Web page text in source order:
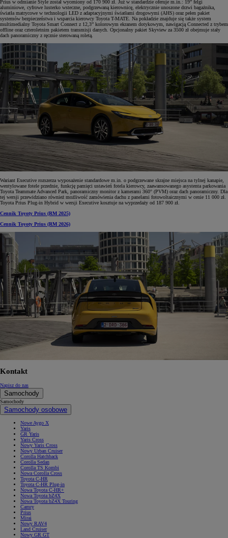
Prius w odmianie Style został wyceniony od 170 900 zł. Już w standardzie oferuje m.in.: 19” felgi
aluminiowe, cyfrowe lusterko wsteczne, podgrzewaną kierownicę, elektrycznie unoszone drzwi bagażnika,
światła matrycowe w technologii LED z adaptacyjnymi światłami drogowymi (AHS) oraz pełen pakiet
systemów bezpieczeństwa i wsparcia kierowcy Toyota T-MATE. Na pokładzie znajduje się także system
multimedialny Toyota Smart Connect z 12,3” kolorowym ekranem dotykowym, nawigacją Connected z trybem
offline oraz czteroletnim pakietem transmisji danych. Opcjonalny pakiet Skyview za 3500 zł obejmuje stały
dach panoramiczny z ręcznie sterowaną roletą.
Wariant Executive rozszerza wyposażenie standardowe m.in. o podgrzewane skrajne miejsca na tylnej kanapie,
wentylowane fotele przednie, funkcję pamięci ustawień fotela kierowcy, zaawansowanego asystenta parkowania
Toyota Teammate Advanced Park, panoramiczny monitor z kamerami 360° (PVM) oraz dach panoramiczny. Dla
tej wersji przewidziano również możliwość zamówienia dachu z panelami fotowoltaicznymi w cenie 11 000 zł.
Toyota Prius Plug-in Hybrid w wersji Executive kosztuje na wyprzedaży od 187 900 zł.
Cennik Toyoty Prius (RM 2025)
Cennik Toyoty Prius (RM 2026)
Kontakt
Napisz do nas
Samochody
Samochody
Samochody osobowe
Nowe Aygo X
Yaris
GR Yaris
Yaris Cross
Nowy Yaris Cross
Nowy Urban Cruiser
Corolla Hatchback
Corolla Sedan
Corolla TS Kombi
Nowa Corolla Cross
Toyota C-HR
Toyota C-HR Plug-in
Nowa Toyota C-HR+
Nowa Toyota bZ4X
Nowa Toyota bZ4X Touring
Camry
Prius
Mirai
Nowy RAV4
Land Cruiser
Nowy GR GT